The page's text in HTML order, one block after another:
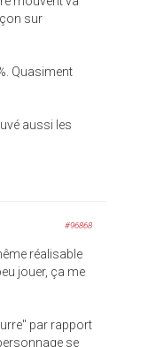
sur
Quasiment
aussi les
#96868
réalisable
jouer, ça me
par rapport
se